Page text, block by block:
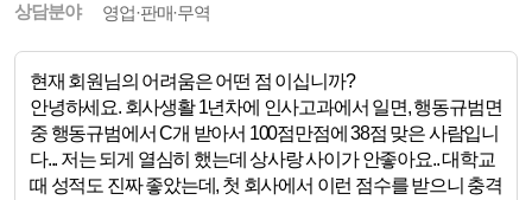
상담분야
영업·판매·무역
현재 회원님의 어려움은 어떤 점 이십니까?
안녕하세요. 회사생활 1년차에 인사고과에서 일면, 행동규범면
중 행동규범에서 C개 받아서 100점만점에 38점 맞은 사람입니
다... 저는 되게 열심히 했는데 상사랑 사이가 안좋아요.. 대학교
때 성적도 진짜 좋았는데, 첫 회사에서 이런 점수를 받으니 충격